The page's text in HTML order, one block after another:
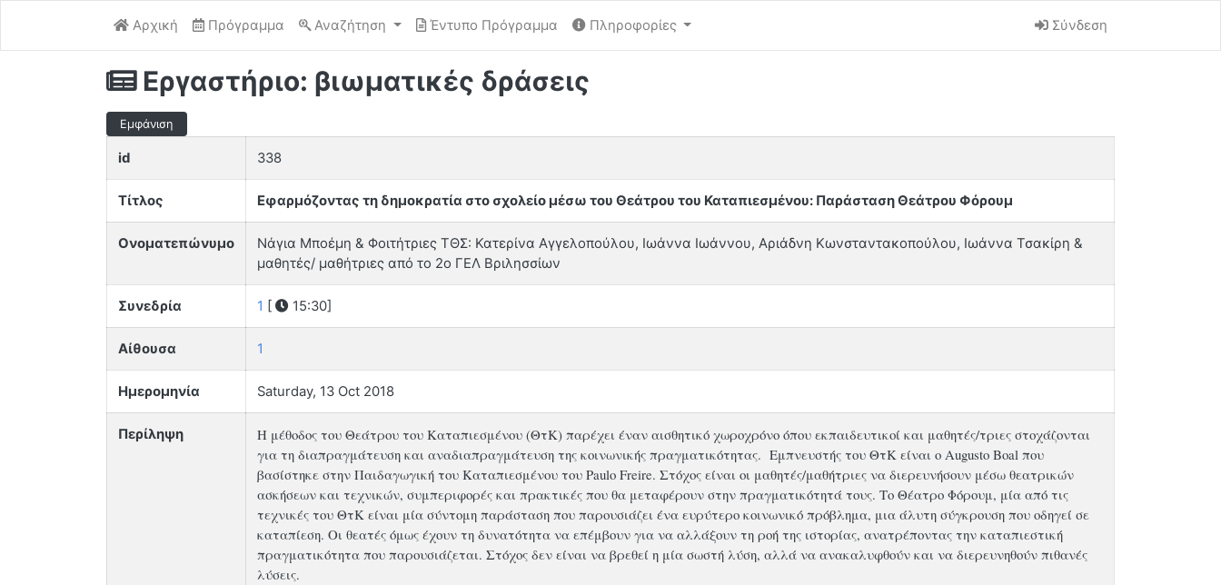
Αρχική Πρόγραμμα Αναζήτηση Έντυπο Πρόγραμμα Πληροφορίες Σύνδεση
Εργαστήριο: βιωματικές δράσεις
Εμφάνιση
id 338
Τίτλος Εφαρμόζοντας τη δημοκρατία στο σχολείο μέσω του Θεάτρου του Καταπιεσμένου: Παράσταση Θεάτρου Φόρουμ
Ονοματεπώνυμο
Νάγια Μποέμη & Φοιτήτριες ΤΘΣ: Κατερίνα Αγγελοπούλου, Ιωάννα Ιωάννου, Αριάδνη Κωνσταντακοπούλου, Ιωάννα Τσακίρη &
μαθητές/ μαθήτριες από το 2ο ΓΕΛ Βριλησσίων
Συνεδρία 1 [ 15:30]
Αίθουσα 1
Ημερομηνία Saturday, 13 Oct 2018
Περίληψη
Η μέθοδος του Θεάτρου του Καταπιεσμένου (ΘτΚ) παρέχει έναν αισθητικό χωροχρόνο όπου εκπαιδευτικοί και μαθητές/τριες στοχάζονται
για τη διαπραγμάτευση και αναδιαπραγμάτευση της κοινωνικής πραγματικότητας. Εμπνευστής του ΘτΚ είναι ο Augusto Boal που
βασίστηκε στην Παιδαγωγική του Καταπιεσμένου του Paulo Freire. Στόχος είναι οι μαθητές/μαθήτριες να διερευνήσουν μέσω θεατρικών
ασκήσεων και τεχνικών, συμπεριφορές και πρακτικές που θα μεταφέρουν στην πραγματικότητά τους. Το Θέατρο Φόρουμ, μία από τις
τεχνικές του ΘτΚ είναι μία σύντομη παράσταση που παρουσιάζει ένα ευρύτερο κοινωνικό πρόβλημα, μια άλυτη σύγκρουση που οδηγεί σε
καταπίεση. Οι θεατές όμως έχουν τη δυνατότητα να επέμβουν για να αλλάξουν τη ροή της ιστορίας, ανατρέποντας την καταπιεστική
πραγματικότητα που παρουσιάζεται. Στόχος δεν είναι να βρεθεί η μία σωστή λύση, αλλά να ανακαλυφθούν και να διερευνηθούν πιθανές
λύσεις.